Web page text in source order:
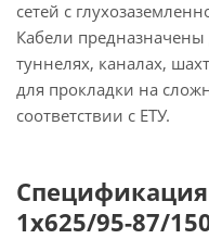
сетей с
Кабели
туннелях, каналах,
для прокладки на
соответствии с ЕТУ.
1х625/95-87/